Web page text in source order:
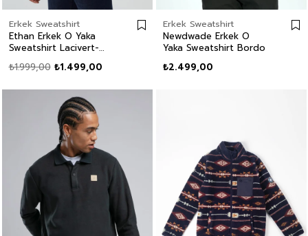
Erkek Sweatshirt
Ethan Erkek O Yaka
Sweatshirt Lacivert-
₺1.499,00
₺1.999,00
Erkek Sweatshirt
Newdwade Erkek O
Yaka Sweatshirt Bordo
₺2.499,00